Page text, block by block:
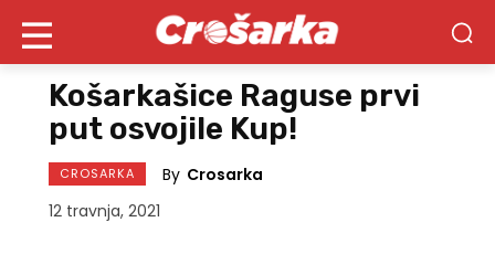
Košarkašice Raguse prvi
put osvojile Kup!
CROSARKA By Crosarka
12 travnja, 2021